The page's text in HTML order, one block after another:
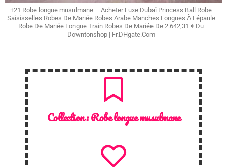
+21 Robe longue musulmane – Acheter Luxe Dubaï Princess Ball Robe
Saisisselles Robes De Mariée Robes Arabe Manches Longues À Lépaule
Robe De Mariée Longue Train Robes De Mariée De 2.642,31 € Du
Downtonshop | Fr.DHgate.Com
Collection :Robe longue musulmane